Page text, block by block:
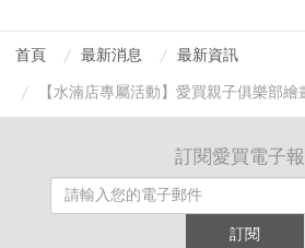
首頁 最新消息
最新資訊
【水湳店專屬活動】愛買親子俱樂部
訂閱愛買電子報
訂閱